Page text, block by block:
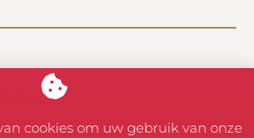
cookies om uw gebruik van onze